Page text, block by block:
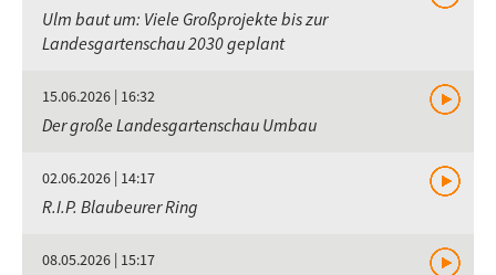
Ulm baut um: Viele Großprojekte bis zur
Landesgartenschau 2030 geplant
15.06.2026 | 16:32
Der große Landesgartenschau Umbau
02.06.2026 | 14:17
R.I.P. Blaubeurer Ring
08.05.2026 | 15:17